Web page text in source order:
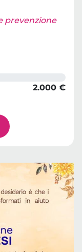
prevenzione
2.000 €